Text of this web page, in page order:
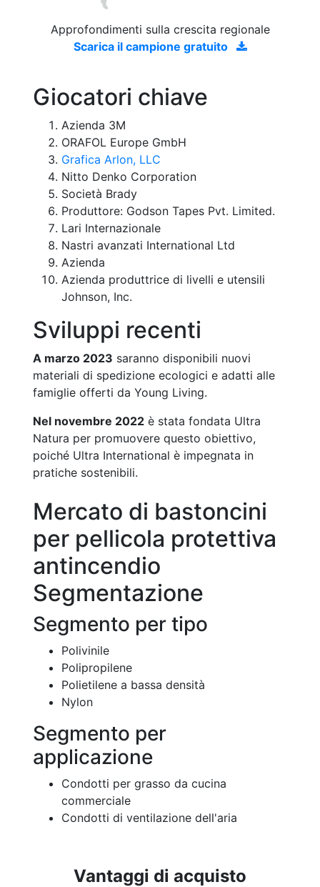
Approfondimenti sulla crescita regionale
Scarica il campione gratuito
Giocatori chiave
Azienda 3M
ORAFOL Europe GmbH
Grafica Arlon, LLC
Nitto Denko Corporation
Società Brady
Produttore: Godson Tapes Pvt. Limited.
Lari Internazionale
Nastri avanzati International Ltd
Azienda
Azienda produttrice di livelli e utensili
Johnson, Inc.
Sviluppi recenti
A marzo 2023 saranno disponibili nuovi
materiali di spedizione ecologici e adatti alle
famiglie offerti da Young Living.
Nel novembre 2022 è stata fondata Ultra
Natura per promuovere questo obiettivo,
poiché Ultra International è impegnata in
pratiche sostenibili.
Mercato di bastoncini
per pellicola protettiva
antincendio
Segmentazione
Segmento per tipo
Polivinile
Polipropilene
Polietilene a bassa densità
Nylon
Segmento per
applicazione
Condotti per grasso da cucina
commerciale
Condotti di ventilazione dell'aria
Vantaggi di acquisto